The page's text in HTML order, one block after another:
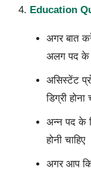
Education
अगर बात
अलग पद के
असिस्टेंट
डिग्री होना
अन्न पद के
होनी चाहिए
अगर आप